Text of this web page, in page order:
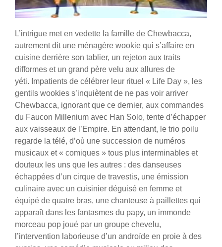
L’intrigue met en vedette la famille de Chewbacca,
autrement dit une ménagère wookie qui s’affaire en
cuisine derrière son tablier, un rejeton aux traits
difformes et un grand père velu aux allures de
yéti. Impatients de célébrer leur rituel « Life Day », les
gentils wookies s’inquiètent de ne pas voir arriver
Chewbacca, ignorant que ce dernier, aux commandes
du Faucon Millenium avec Han Solo, tente d’échapper
aux vaisseaux de l’Empire. En attendant, le trio poilu
regarde la télé, d’où une succession de numéros
musicaux et « comiques » tous plus interminables et
douteux les uns que les autres : des danseuses
échappées d’un cirque de travestis, une émission
culinaire avec un cuisinier déguisé en femme et
équipé de quatre bras, une chanteuse à paillettes qui
apparaît dans les fantasmes du papy, un immonde
morceau pop joué par un groupe chevelu,
l’intervention laborieuse d’un androïde en proie à des